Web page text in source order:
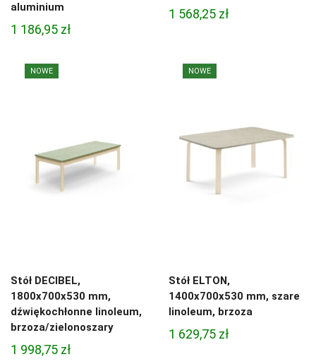
aluminium
1 186,95 zł
1 568,25 zł
NOWE
Stół DECIBEL,
1800x700x530 mm,
dźwiękochłonne linoleum,
brzoza/zielonoszary
1 998,75 zł
NOWE
Stół ELTON,
1400x700x530 mm, szare
linoleum, brzoza
1 629,75 zł